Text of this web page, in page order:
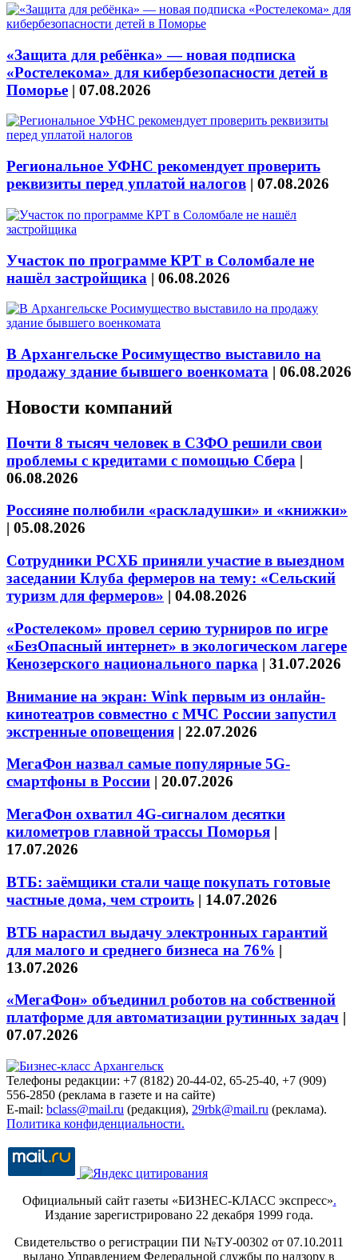
«Защита для ребёнка» — новая подписка
«Ростелекома» для кибербезопасности детей в
Поморье | 07.08.2026
Региональное УФНС рекомендует проверить
реквизиты перед уплатой налогов | 07.08.2026
Участок по программе КРТ в Соломбале не
нашёл застройщика | 06.08.2026
В Архангельске Росимущество выставило на
продажу здание бывшего военкомата | 06.08.2026
Новости компаний
Почти 8 тысяч человек в СЗФО решили свои
проблемы с кредитами с помощью Сбера |
06.08.2026
Россияне полюбили «раскладушки» и «книжки»
| 05.08.2026
Сотрудники РСХБ приняли участие в выездном
заседании Клуба фермеров на тему: «Сельский
туризм для фермеров» | 04.08.2026
«Ростелеком» провел серию турниров по игре
«БезОпасный интернет» в экологическом лагере
Кенозерского национального парка | 31.07.2026
Внимание на экран: Wink первым из онлайн-
кинотеатров совместно с МЧС России запустил
экстренные оповещения | 22.07.2026
МегаФон назвал самые популярные 5G-
смартфоны в России | 20.07.2026
МегаФон охватил 4G-сигналом десятки
километров главной трассы Поморья |
17.07.2026
ВТБ: заёмщики стали чаще покупать готовые
частные дома, чем строить | 14.07.2026
ВТБ нарастил выдачу электронных гарантий
для малого и среднего бизнеса на 76% |
13.07.2026
«МегаФон» объединил роботов на собственной
платформе для автоматизации рутинных задач |
07.07.2026
Телефоны редакции: +7 (8182) 20-44-02, 65-25-40, +7 (909)
556-2850 (реклама в газете и на сайте)
E-mail: bclass@mail.ru (редакция), 29rbk@mail.ru (реклама).
Политика конфиденциальности.
Официальный сайт газеты «БИЗНЕС-КЛАСС экспресс».
Издание зарегистрировано 22 декабря 1999 года.
Свидетельство о регистрации ПИ №ТУ-00302 от 07.10.2011
выдано Управлением Федеральной службы по надзору в